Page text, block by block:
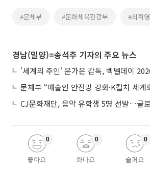
#문체부 #문화체육관광부 #최휘영
경남(밀양)=송석주 기자의 주요 뉴스
좋아요
0
화나요
0
슬퍼요
0